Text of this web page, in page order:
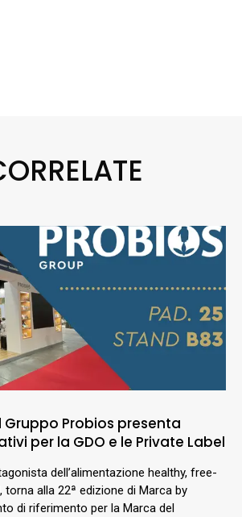
Gruppo Probios presenta
per la GDO e le Private Label
dell’alimentazione healthy, free-
alla 22ª edizione di Marca by
di riferimento per la Marca del